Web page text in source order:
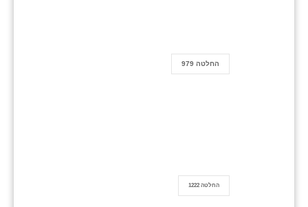
החלטה 979
החלטה 1222